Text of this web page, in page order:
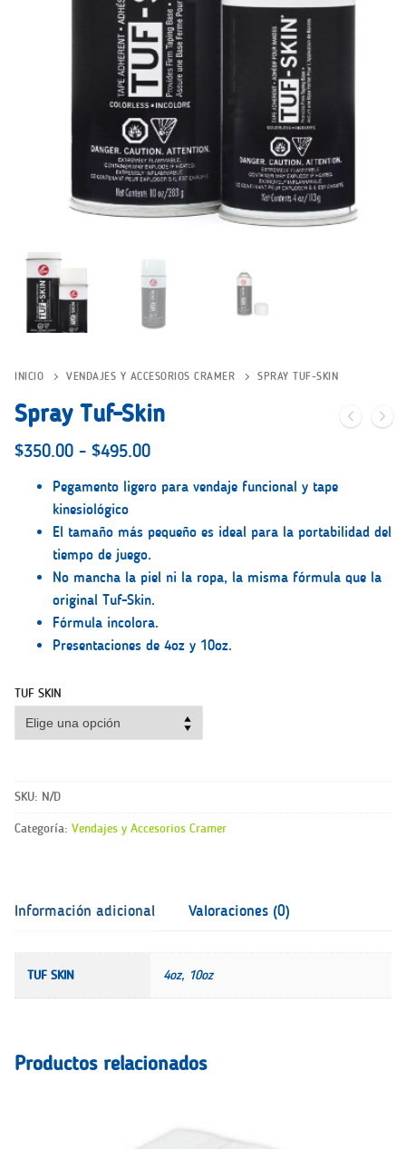
INICIO VENDAJES Y ACCESORIOS CRAMER SPRAY TUF-SKIN
Spray Tuf-Skin
$350.00 - $495.00Rango
precios:
$350.00
hasta
$495.00
Pegamento ligero para vendaje funcional y tape
kinesiológico
El tamaño más pequeño es ideal para la portabilidad del
tiempo de juego.
No mancha la piel ni la ropa, la misma fórmula que la
original Tuf-Skin.
Fórmula incolora.
Presentaciones de 4oz y 10oz.
TUF SKIN
Tuf-
cantidad
SKU: N/D
Categoría: Vendajes y Accesorios Cramer
Información adicional Valoraciones (0)
TUF SKIN 4oz, 10oz
Productos relacionados